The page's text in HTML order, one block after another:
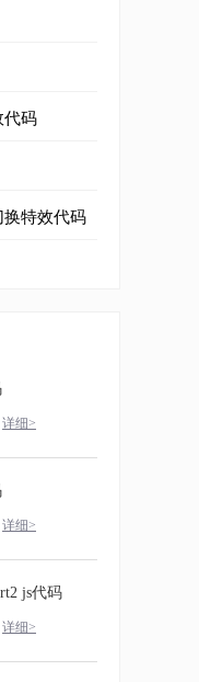
代码
换特效代码
详细>
详细>
js代码
详细>